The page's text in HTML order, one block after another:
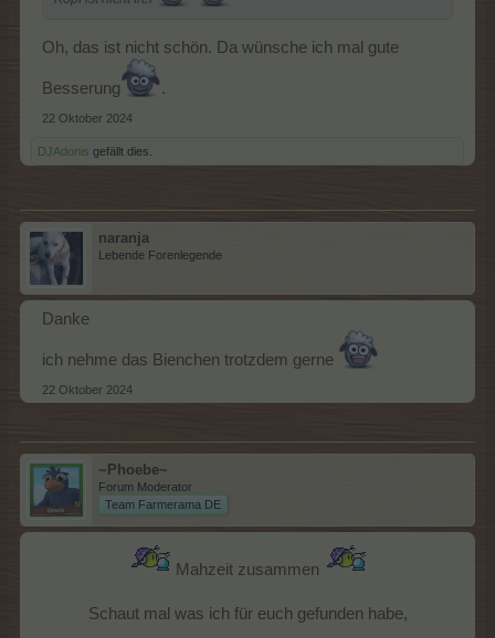
Oh, das ist nicht schön. Da wünsche ich mal gute
Besserung .
22 Oktober 2024
DJAdonis gefällt dies.
naranja
Lebende Forenlegende
Danke
ich nehme das Bienchen trotzdem gerne
22 Oktober 2024
~Phoebe~
Forum Moderator
Team Farmerama DE
Mahzeit zusammen
Schaut mal was ich für euch gefunden habe,